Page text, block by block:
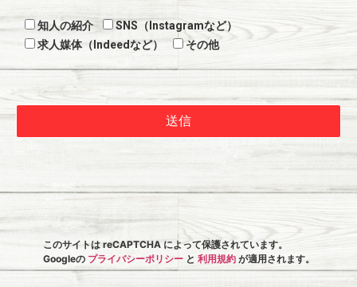
知人の紹介
SNS（Instagramなど）
求人媒体（Indeedなど）
その他
このサイトは reCAPTCHA によって保護されています。
Googleの プライバシーポリシーと 利用規約が適用されます。